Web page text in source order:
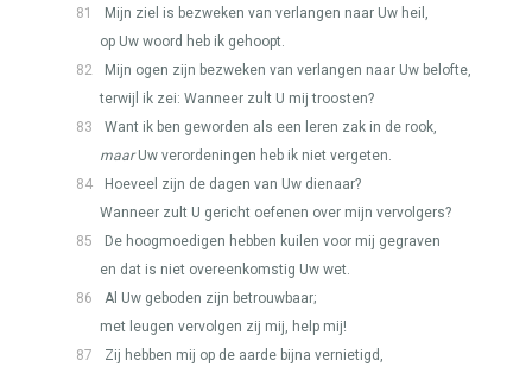
81
Mijn ziel is bezweken van verlangen naar Uw heil,
op Uw woord heb ik gehoopt.
82
Mijn ogen zijn bezweken van verlangen naar Uw belofte,
terwijl ik zei: Wanneer zult U mij troosten?
83
Want ik ben geworden als een leren zak in de rook,
maarUw verordeningen heb ik niet vergeten.
84
Hoeveel zijn de dagen van Uw dienaar?
Wanneer zult U gericht oefenen over mijn vervolgers?
85
De hoogmoedigen hebben kuilen voor mij gegraven
en dat is niet overeenkomstig Uw wet.
86
Al Uw geboden zijn betrouwbaar;
met leugen vervolgen zij mij, help mij!
87
Zij hebben mij op de aarde bijna vernietigd,